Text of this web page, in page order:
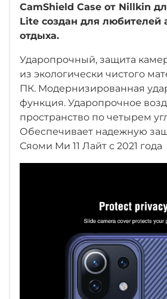
CamShield Case от Nillkin
Lite создан для любителей
отдыха.
Ударопрочный, защита
из экологически чистого
ПК. Модернизированная
функция. Ударопрочное
пространство по четырем
Обеспечивает надежную
Сяоми Ми 11 Лайт с 2021 года